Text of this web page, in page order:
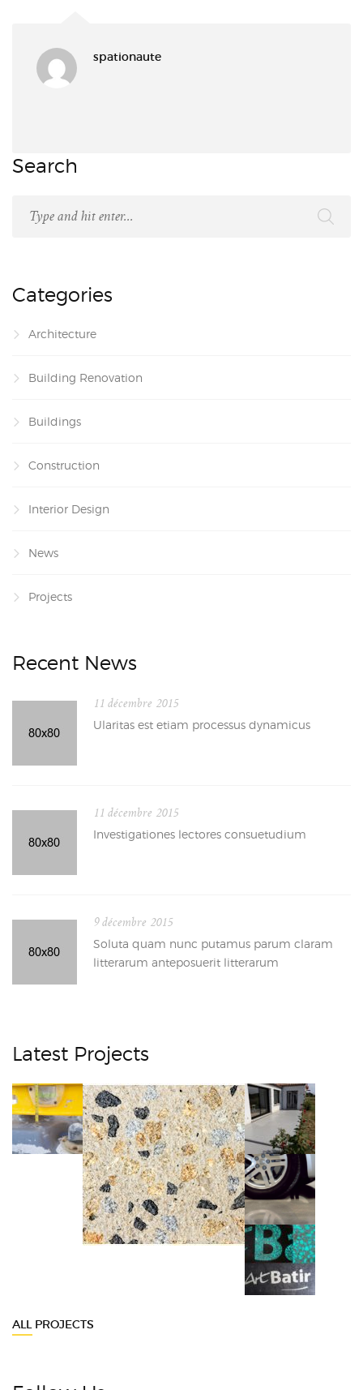
spationaute
Search
Categories
Architecture
Building Renovation
Buildings
Construction
Interior Design
News
Projects
Recent News
11 décembre 2015
Ularitas est etiam processus dynamicus
11 décembre 2015
Investigationes lectores consuetudium
9 décembre 2015
Soluta quam nunc putamus parum claram
litterarum anteposuerit litterarum
Latest Projects
ALL PROJECTS